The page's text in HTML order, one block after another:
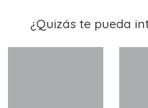
¿Quizás te pueda